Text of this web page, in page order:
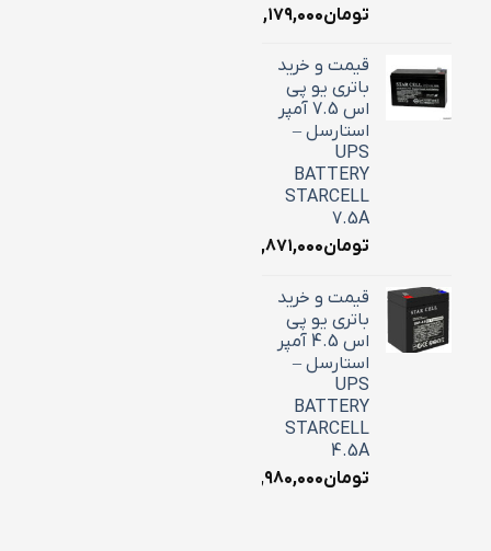
تومان۳,۱۷۹,۰۰۰
قیمت و خرید
باتری یو پی
اس 7.5 آمپر
استارسل –
UPS
BATTERY
STARCELL
7.5A
تومان۲,۸۷۱,۰۰۰
قیمت و خرید
باتری یو پی
اس 4.5 آمپر
استارسل –
UPS
BATTERY
STARCELL
4.5A
تومان۱,۹۸۰,۰۰۰